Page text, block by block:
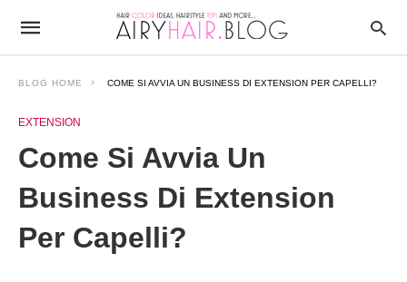
BLOG HOME COME SI AVVIA UN BUSINESS DI EXTENSION PER CAPELLI?
EXTENSION
Come Si Avvia Un
Business Di Extension
Per Capelli?